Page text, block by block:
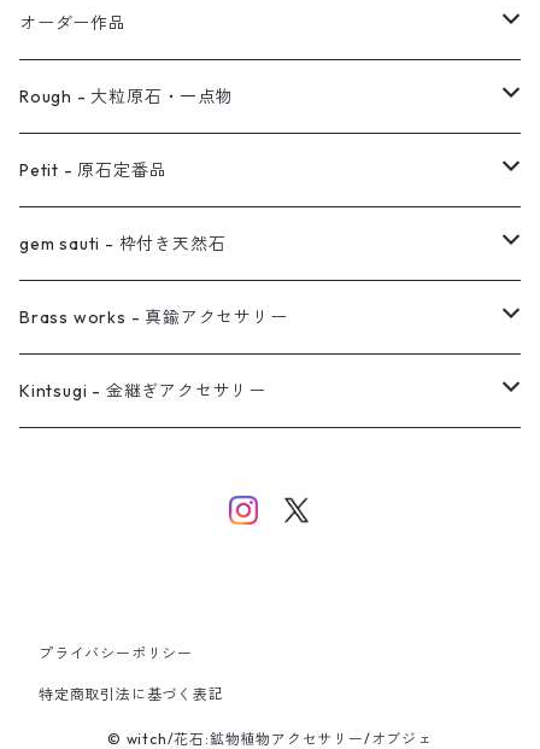
イヤリング対応
ノンホールピアス
オーダー用ページ
真鍮イヤーカフ
バングル
ブローチ
ヘアアクセサリー
オーダー作品
リング
ネックレス
ピアス
イヤーカフ
バングル
Rough - 大粒原石・一点物
ピアス
リング
ネックレス
イヤーカフ
Petit - 原石定番品
ピアス
リング
ネックレス
gem sauti - 枠付き天然石
ピアス
ネックレス
Brass works - 真鍮アクセサリー
リング
バングル
Kintsugi - 金継ぎアクセサリー
プライバシーポリシー
特定商取引法に基づく表記
© witch/花石:鉱物植物アクセサリー/オブジェ